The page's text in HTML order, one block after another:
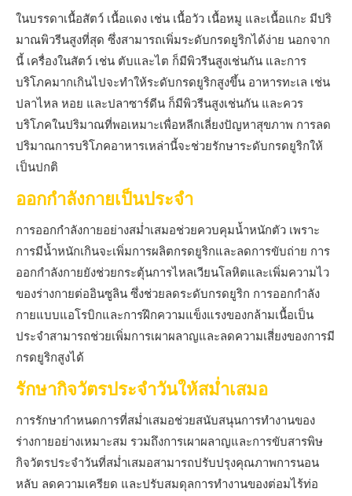
ในบรรดาเนื้อสัตว์ เนื้อแดง เช่น เนื้อวัว เนื้อหมู และเนื้อแกะ มีปริ
มาณพิวรีนสูงที่สุด ซึ่งสามารถเพิ่มระดับกรดยูริกได้ง่าย นอกจาก
นี้ เครื่องในสัตว์ เช่น ตับและไต ก็มีพิวรีนสูงเช่นกัน และการ
บริโภคมากเกินไปจะทำให้ระดับกรดยูริกสูงขึ้น อาหารทะเล เช่น
ปลาไหล หอย และปลาซาร์ดีน ก็มีพิวรีนสูงเช่นกัน และควร
บริโภคในปริมาณที่พอเหมาะเพื่อหลีกเลี่ยงปัญหาสุขภาพ การลด
ปริมาณการบริโภคอาหารเหล่านี้จะช่วยรักษาระดับกรดยูริกให้
เป็นปกติ
ออกกำลังกายเป็นประจำ
การออกกำลังกายอย่างสม่ำเสมอช่วยควบคุมน้ำหนักตัว เพราะ
การมีน้ำหนักเกินจะเพิ่มการผลิตกรดยูริกและลดการขับถ่าย การ
ออกกำลังกายยังช่วยกระตุ้นการไหลเวียนโลหิตและเพิ่มความไว
ของร่างกายต่ออินซูลิน ซึ่งช่วยลดระดับกรดยูริก การออกกำลัง
กายแบบแอโรบิกและการฝึกความแข็งแรงของกล้ามเนื้อเป็น
ประจำสามารถช่วยเพิ่มการเผาผลาญและลดความเสี่ยงของการมี
กรดยูริกสูงได้
รักษากิจวัตรประจำวันให้สม่ำเสมอ
การรักษากำหนดการที่สม่ำเสมอช่วยสนับสนุนการทำงานของ
ร่างกายอย่างเหมาะสม รวมถึงการเผาผลาญและการขับสารพิษ
กิจวัตรประจำวันที่สม่ำเสมอสามารถปรับปรุงคุณภาพการนอน
หลับ ลดความเครียด และปรับสมดุลการทำงานของต่อมไร้ท่อ